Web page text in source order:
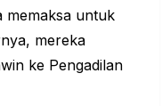
memaksa untuk
mereka
ke Pengadilan